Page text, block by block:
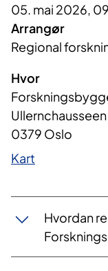
05. mai 2026,
Arrangør
Regional
Hvor
0379 Oslo
Kart
Hvordan